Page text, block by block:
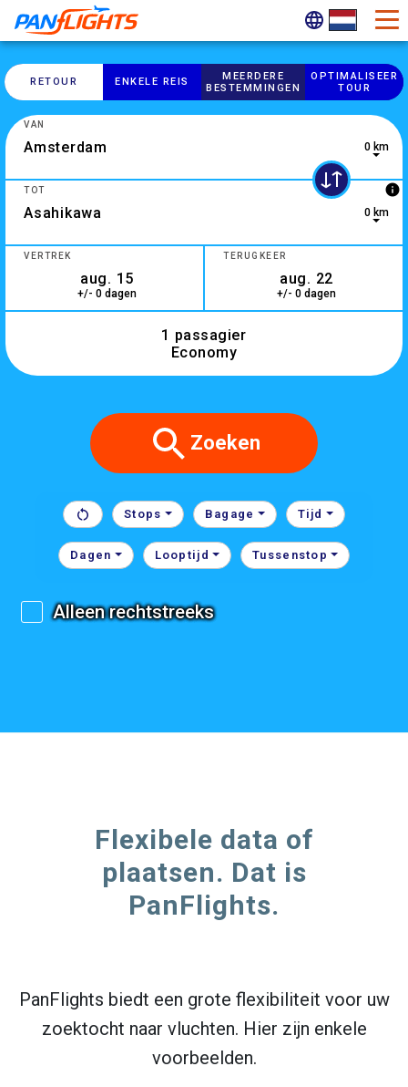
RETOUR ENKELE REIS
MEERDERE
BESTEMMINGEN
OPTIMALISEER
TOUR
0 results are available, use up and down arrow keys to
VAN
0 km
2 results are available, use up and down arrow keys to
TOT info
0 km
VERTREK
+/- 0 dagen
TERUGKEER
+/- 0 dagen
1 passagier
Economy
Zoeken
Stops Bagage Tijd
Dagen Looptijd Tussenstop
Alleen rechtstreeks
Flexibele data of
plaatsen. Dat is
PanFlights.
PanFlights biedt een grote flexibiliteit voor uw
zoektocht naar vluchten. Hier zijn enkele
voorbeelden.